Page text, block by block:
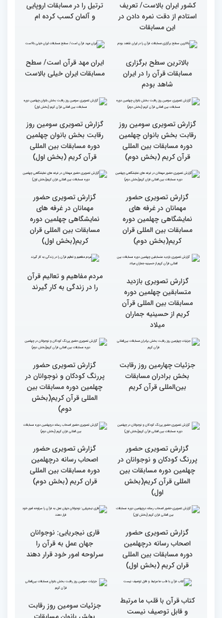
بین‌المللی قرآن معرفی
شدند
المللی قرآن/نگاهی به
چهارمین روز از رقابت
سطح مسابقات قرآنی در
کشور ایران بالاست/ تعریف
استادم از دقت نمره دادن در
این مسابقات
هشت بار مقام اول رشته
ترتیل را در مسابقات اروپایی
بالاترین سطح برگزاری
مسابقات قرآن را در ایران
شاهد بودم
ایران مهد قرآن است/ سطح
مسابقات ایران خیلی بالاست
گزارش تصویری سومین روز
رقابت بخش بانوان چهلمین
دوره مسابقات بین المللی
قرآن کریم (بخش دوم)
گزارش تصویری سومین روز
رقابت بخش بانوان چهلمین
دوره مسابقات بین المللی
قرآن کریم (بخش اول)
مهمانان در غرفه های
نمایشگاهی چهلمین دوره
مسابقات بین المللی قران
کریم(بخش دوم)
گزارش تصویری حضور
مهمانان در غرفه های
نمایشگاهی چهلمین دوره
متسابقین چهلمین دوره
مسابقات بین المللی قرآن
کریم از حسینیه جماران
مردم مفاهیم و تعالیم قرآن
را در زندگی به کار گیرند
بخش برادران مسابقات
بین‌المللی قرآن کریم
پررنگ کودکان و نوجوانان در
چهلمین دوره مسابقات بین
المللی قرآن کریم(بخش
دوم)
پررنگ کودکان و نوجوانان در
چهلمین دوره مسابقات بین
المللی قرآن کریم(بخش
اول)
اصحاب رسانه درچهلمین
دوره مسابقات بین المللی
قران کریم (بخش دوم)
گزارش تصویری حضور
قاری نیجریایی: نوجوانان